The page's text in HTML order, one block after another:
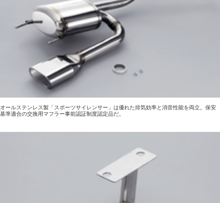
オールステンレス製「スポーツサイレンサー」は優れた排気効率と消音性能を両立。保安
基準適合の交換用マフラー事前認証制度認定品だ。